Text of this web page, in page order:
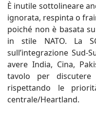
È inutile sottolineare
ignorata, respinta o
poiché non è basata
in stile NATO. La
sull’integrazione Sud-
avere India, Cina,
tavolo per
rispettando le
centrale/Heartland.